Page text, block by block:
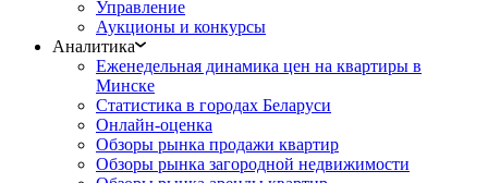
Управление
Аукционы и конкурсы
Аналитика
Еженедельная динамика цен на квартиры в
Минске
Статистика в городах Беларуси
Онлайн-оценка
Обзоры рынка продажи квартир
Обзоры рынка загородной недвижимости